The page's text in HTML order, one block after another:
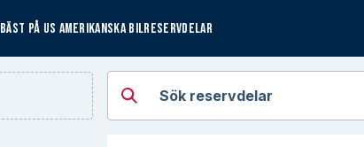
BÄST PÅ US AMERIKANSKA BILRESERVDELAR
Sök reservdelar